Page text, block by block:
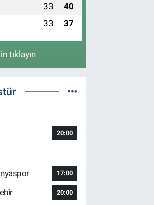
33 40
33 37
tıklayın
20:00
17:00
20:00